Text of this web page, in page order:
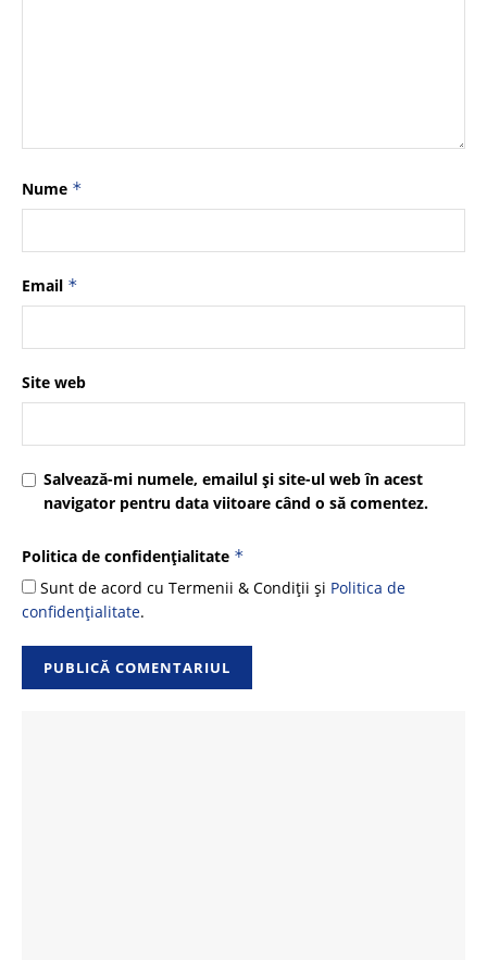
Nume *
Email *
Site web
Salvează-mi numele, emailul și site-ul web în acest
navigator pentru data viitoare când o să comentez.
Politica de confidențialitate *
Sunt de acord cu Termenii & Condiții și Politica de
confidențialitate.